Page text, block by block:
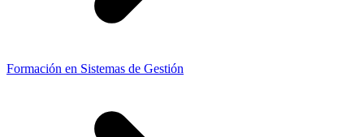
Formación en Sistemas de Gestión